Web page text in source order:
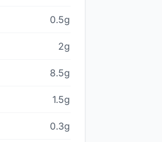
0.5g
2g
8.5g
1.5g
0.3g